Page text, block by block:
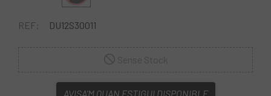
REF: DU12S30011
AVISA'M QUAN ESTIGUI DISPONIBLE